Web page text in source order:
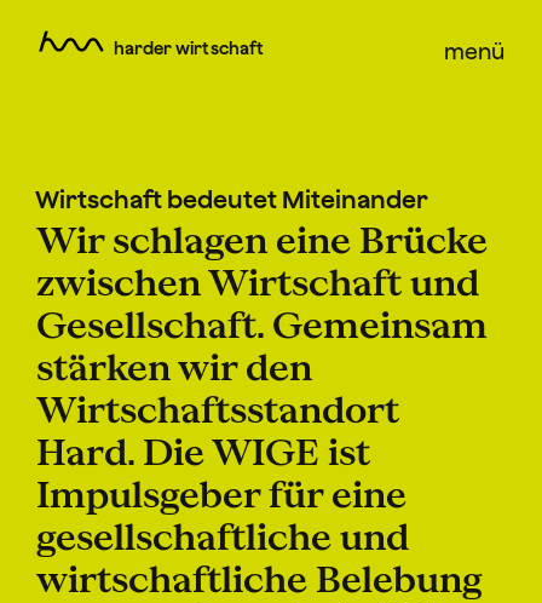
harder wirtschaft menü
Wirtschaft bedeutet Miteinander
Wir schlagen eine Brücke
zwischen Wirtschaft und
Gesellschaft. Gemeinsam
stärken wir den
Wirtschaftsstandort
Hard. Die WIGE ist
Impulsgeber für eine
gesellschaftliche und
wirtschaftliche Belebung